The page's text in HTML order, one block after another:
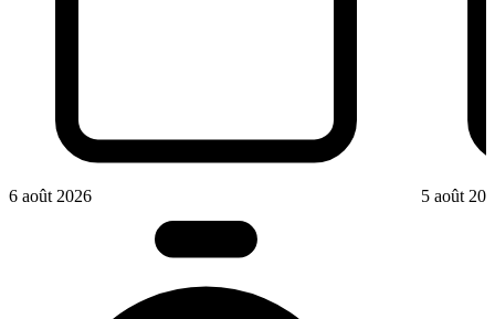
6 août 2026 5 août